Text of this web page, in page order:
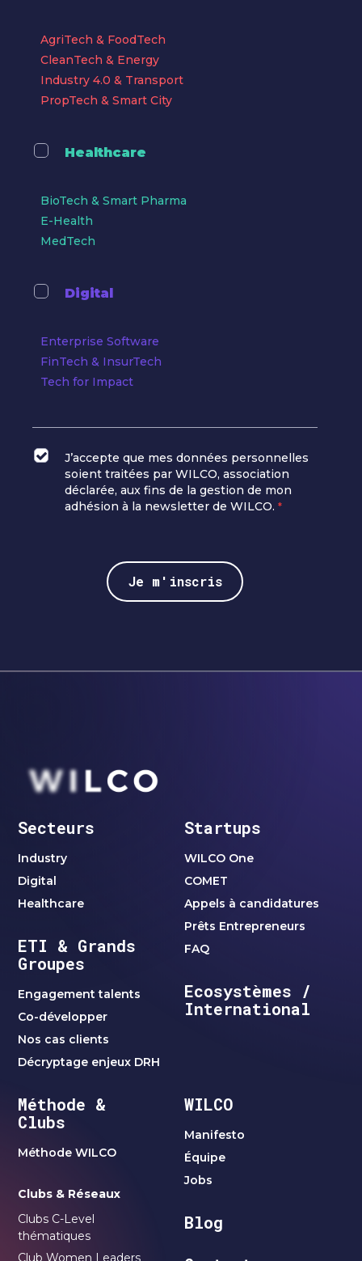
AgriTech & FoodTech
CleanTech & Energy
Industry 4.0 & Transport
PropTech & Smart City
Healthcare
BioTech & Smart Pharma
E-Health
MedTech
Digital
Enterprise Software
FinTech & InsurTech
Tech for Impact
J’accepte que mes données personnelles
soient traitées par WILCO, association
déclarée, aux fins de la gestion de mon
adhésion à la newsletter de WILCO. *
Secteurs
Industry
Digital
Healthcare
ETI & Grands
Groupes
Engagement talents
Co-développer
Nos cas clients
Décryptage enjeux DRH
Startups
WILCO One
COMET
Appels à candidatures
Prêts Entrepreneurs
FAQ
Ecosystèmes /
International
Méthode &
Clubs
Méthode WILCO
Clubs & Réseaux
Clubs C-Level
thématiques
Club Women Leaders
WILCO
Manifesto
Équipe
Jobs
Blog